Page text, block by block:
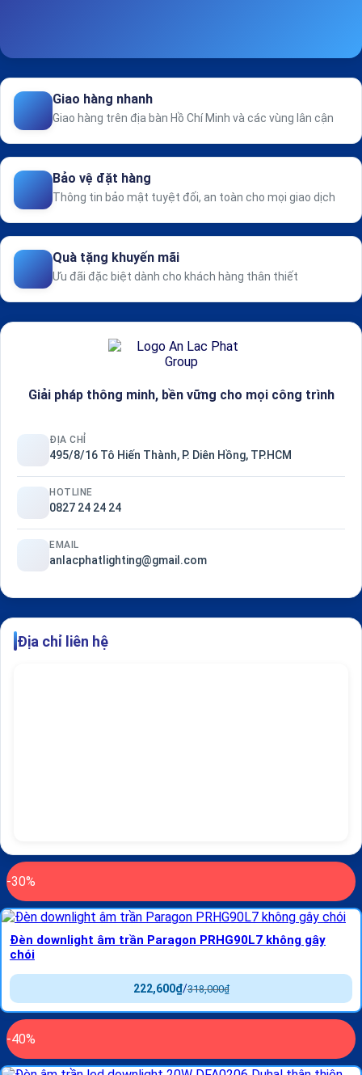
Giao hàng nhanh
Giao hàng trên địa bàn Hồ Chí Minh và các vùng lân cận
Bảo vệ đặt hàng
Thông tin bảo mật tuyệt đối, an toàn cho mọi giao dịch
Quà tặng khuyến mãi
Ưu đãi đặc biệt dành cho khách hàng thân thiết
Giải pháp thông minh, bền vững cho mọi công trình
ĐỊA CHỈ
495/8/16 Tô Hiến Thành, P. Diên Hồng, TP.HCM
HOTLINE
0827 24 24 24
EMAIL
anlacphatlighting@gmail.com
Địa chỉ liên hệ
-30%
Đèn downlight âm trần Paragon PRHG90L7 không gây
chói
318,000₫
/
222,600₫
-40%